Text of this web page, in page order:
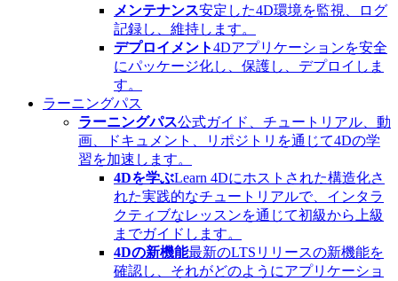
メンテナンス安定した4D環境を監視、ログ
記録し、維持します。
デプロイメント4Dアプリケーションを安全
にパッケージ化し、保護し、デプロイしま
す。
ラーニングパス
ラーニングパス公式ガイド、チュートリアル、動
画、ドキュメント、リポジトリを通じて4Dの学
習を加速します。
4Dを学ぶLearn 4Dにホストされた構造化さ
れた実践的なチュートリアルで、インタラ
クティブなレッスンを通じて初級から上級
までガイドします。
4Dの新機能最新のLTSリリースの新機能を
確認し、それがどのようにアプリケーショ